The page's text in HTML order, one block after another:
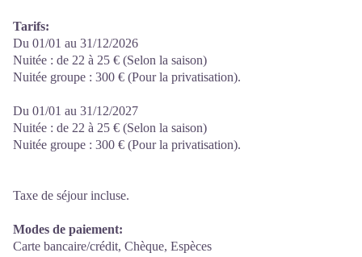
Tarifs:
Du 01/01 au 31/12/2026
Nuitée : de 22 à 25 € (Selon la saison)
Nuitée groupe : 300 € (Pour la privatisation).
Du 01/01 au 31/12/2027
Nuitée : de 22 à 25 € (Selon la saison)
Nuitée groupe : 300 € (Pour la privatisation).
Taxe de séjour incluse.
Modes de paiement:
Carte bancaire/crédit, Chèque, Espèces